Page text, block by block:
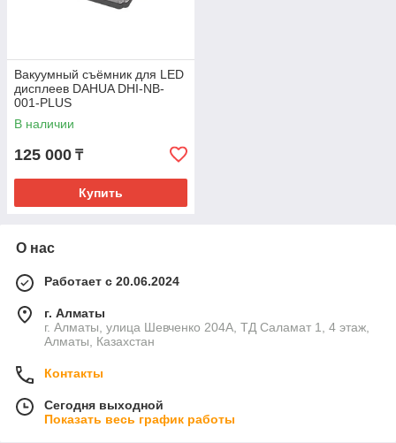
Вакуумный съёмник для LED
дисплеев DAHUA DHI-NB-
001-PLUS
В наличии
125 000 ₸
Купить
О нас
Работает с 20.06.2024
г. Алматы
г. Алматы, улица Шевченко 204А, ТД Саламат 1, 4 этаж,
Алматы, Казахстан
Контакты
Сегодня выходной
Показать весь график работы